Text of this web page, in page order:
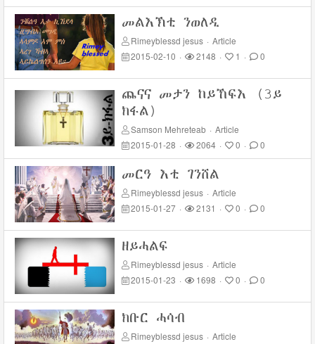
መልእኽቲ ንወለዲ
Rimeyblessd jesus · Article
2015-02-10 · 2148 · 1 · 0
ጨናና መታን ከይኸፍእ (3ይ
ክፋል)
Samson Mehreteab · Article
2015-01-28 · 2064 · 0 · 0
መርዓ እቲ ገንሸል
Rimeyblessd jesus · Article
2015-01-27 · 2131 · 0 · 0
ዘይሓልፍ
Rimeyblessd jesus · Article
2015-01-23 · 1698 · 0 · 0
ክቡር ሓሳብ
Rimeyblessd jesus · Article